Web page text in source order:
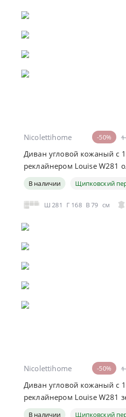
1
-50%
Nicolettihome
Диван угловой кожаный с 1
реклайнером Louise W281
В наличии Щипковский
Ш 281 Г 168 В79 см
1
-50%
Nicolettihome
Диван угловой кожаный с 1
реклайнером Louise W281
В наличии Щипковский